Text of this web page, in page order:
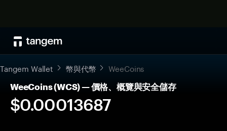
Tangem Wallet 幣與代幣 WeeCoins
WeeCoins (WCS) — 價格、概覽與安全儲存
$0.00013687